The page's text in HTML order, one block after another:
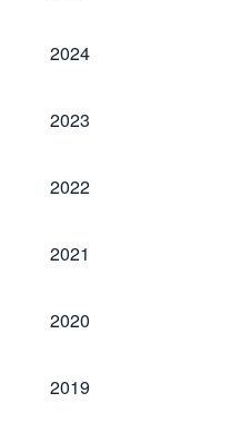
2024
2024
2023
2023
2022
2022
2021
2021
2020
2020
2019
2019